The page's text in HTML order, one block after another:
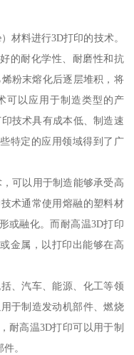
材料进行3D打印的技术。
的耐化学性、耐磨性和抗
粉末熔化后逐层堆积，将
可以应用于制造类型的产
技术具有成本低、制造速
特定的应用领域得到了广
可以用于制造能够承受高
术通常使用熔融的塑料材
或融化。而耐高温3D打印
金属，以打印出能够在高
、汽车、能源、化工等领
于制造发动机部件、燃烧
耐高温3D打印可以用于制
。